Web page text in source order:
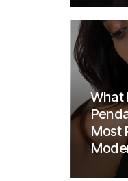
What
Most